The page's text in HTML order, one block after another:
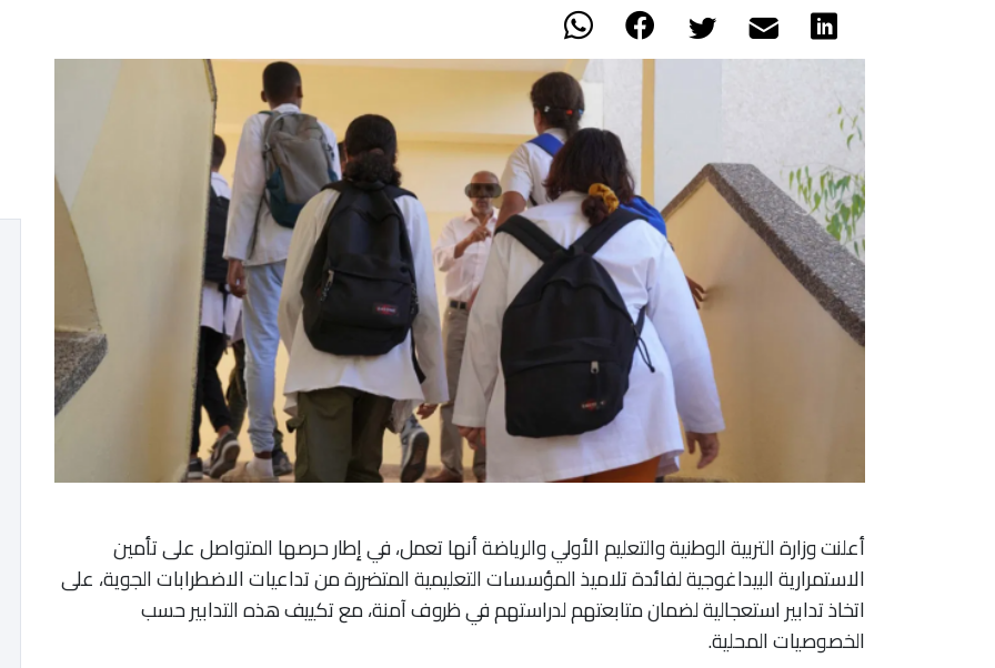
أعلنت وزارة التربية الوطنية والتعليم الأولي والرياضة أنها تعمل، في إطار حرصها المتواصل على تأمين
الاستمرارية البيداغوجية لفائدة تلاميذ المؤسسات التعليمية المتضررة من تداعيات الاضطرابات الجوية، على
اتخاذ تدابير استعجالية لضمان متابعتهم لدراستهم في ظروف آمنة، مع تكييف هذه التدابير حسب
الخصوصيات المحلية.